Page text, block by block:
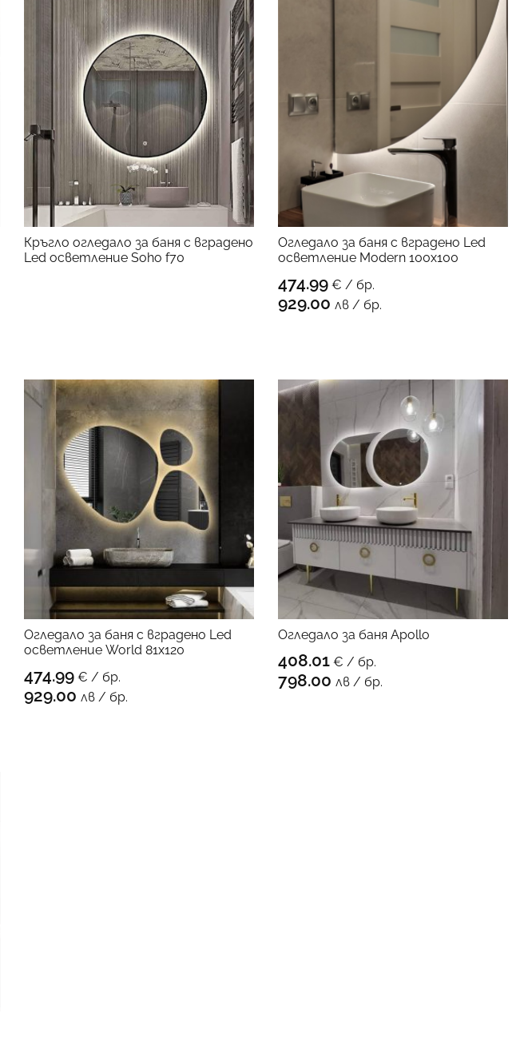
Кръгло огледало за баня с вградено
Led осветление Soho f70
КЪМ ПРОДУКТА
Огледало за баня с вградено Led
осветление Modern 100х100
474.99€ / бр.
929.00 лв / бр.
Огледало за баня с вградено Led
осветление World 81х120
474.99€ / бр.
929.00 лв / бр.
Огледало за баня Apollo
408.01€ / бр.
798.00 лв / бр.